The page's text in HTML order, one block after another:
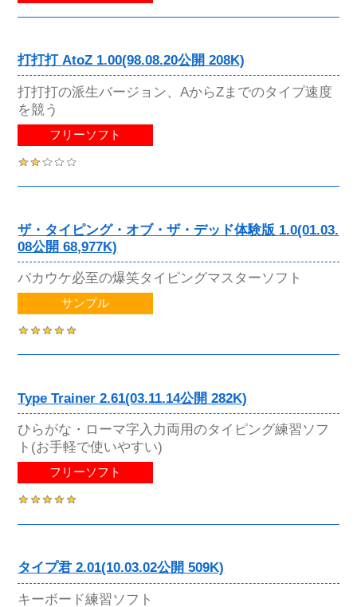
打打打 AtoZ 1.00(98.08.20公開 208K)
打打打の派生バージョン、AからZまでのタイプ速度
を競う
フリーソフト
ザ・タイピング・オブ・ザ・デッド体験版 1.0(01.03.
08公開 68,977K)
バカウケ必至の爆笑タイピングマスターソフト
サンプル
Type Trainer 2.61(03.11.14公開 282K)
ひらがな・ローマ字入力両用のタイピング練習ソフ
ト(お手軽で使いやすい)
フリーソフト
タイプ君 2.01(10.03.02公開 509K)
キーボード練習ソフト